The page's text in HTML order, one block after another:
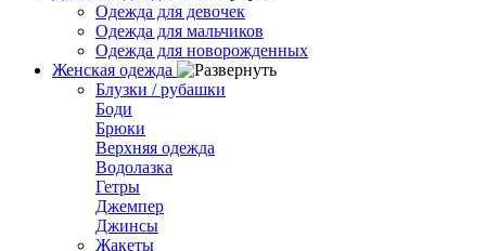
Одежда для девочек
Одежда для мальчиков
Одежда для новорожденных
Женская одежда
Блузки / рубашки
Боди
Брюки
Верхняя одежда
Водолазка
Гетры
Джемпер
Джинсы
Жакеты